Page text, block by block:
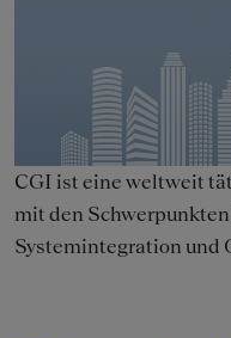
CGI ist eine weltweit
mit den
Systemintegration und